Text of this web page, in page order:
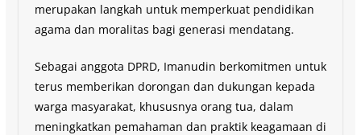
merupakan langkah untuk memperkuat pendidikan
agama dan moralitas bagi generasi mendatang.
Sebagai anggota DPRD, Imanudin berkomitmen untuk
terus memberikan dorongan dan dukungan kepada
warga masyarakat, khususnya orang tua, dalam
meningkatkan pemahaman dan praktik keagamaan di